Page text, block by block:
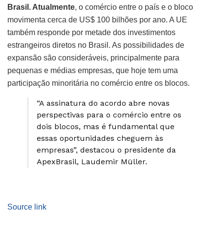
Brasil. Atualmente, o comércio entre o país e o bloco
movimenta cerca de US$ 100 bilhões por ano. A UE
também responde por metade dos investimentos
estrangeiros diretos no Brasil. As possibilidades de
expansão são consideráveis, principalmente para
pequenas e médias empresas, que hoje tem uma
participação minoritária no comércio entre os blocos.
“A assinatura do acordo abre novas
perspectivas para o comércio entre os
dois blocos, mas é fundamental que
essas oportunidades cheguem às
empresas”, destacou o presidente da
ApexBrasil, Laudemir Müller.
Source link